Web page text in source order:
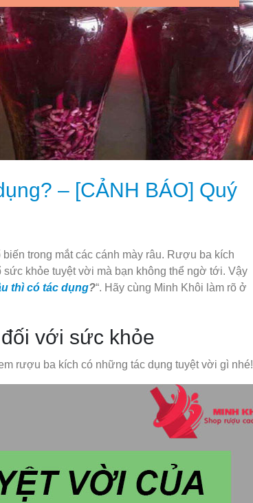
– [CẢNH BÁO] Quý
trong mắt các cánh mày râu. Rượu ba kích
khỏe tuyệt vời mà bạn không thể ngờ tới. Vậy
thì có tác dụng?“. Hãy cùng Minh Khôi làm rõ ở
với sức khỏe
rượu ba kích có những tác dụng tuyệt vời gì nhé!